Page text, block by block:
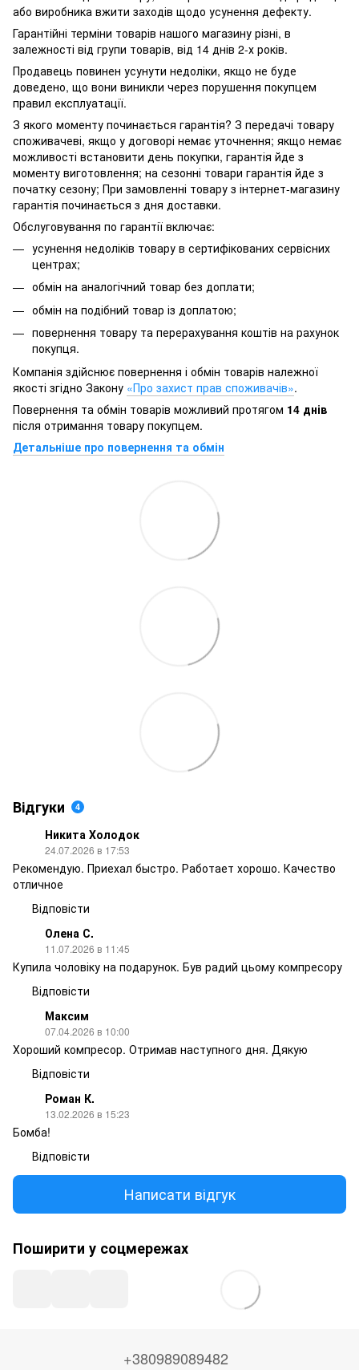
або виробника вжити заходів щодо усунення дефекту.
Гарантійні терміни товарів нашого магазину різні, в
залежності від групи товарів, від 14 днів 2-х років.
Продавець повинен усунути недоліки, якщо не буде
доведено, що вони виникли через порушення покупцем
правил експлуатації.
З якого моменту починається гарантія? З передачі товару
споживачеві, якщо у договорі немає уточнення; якщо немає
можливості встановити день покупки, гарантія йде з
моменту виготовлення; на сезонні товари гарантія йде з
початку сезону; При замовленні товару з інтернет-магазину
гарантія починається з дня доставки.
Обслуговування по гарантії включає:
усунення недоліків товару в сертифікованих сервісних
центрах;
обмін на аналогічний товар без доплати;
обмін на подібний товар із доплатою;
повернення товару та перерахування коштів на рахунок
покупця.
Компанія здійснює повернення і обмін товарів належної
якості згідно Закону «Про захист прав споживачів».
Повернення та обмін товарів можливий протягом 14 днів
після отримання товару покупцем.
Детальніше про повернення та обмін
Відгуки 4
Никита Холодок
24.07.2026 в 17:53
Рекомендую. Приехал быстро. Работает хорошо. Качество
отличное
Відповісти
Олена С.
11.07.2026 в 11:45
Купила чоловіку на подарунок. Був радий цьому компресору
Відповісти
Максим
07.04.2026 в 10:00
Хороший компресор. Отримав наступного дня. Дякую
Відповісти
Роман К.
13.02.2026 в 15:23
Бомба!
Відповісти
Написати відгук
Поширити у соцмережах
+380989089482